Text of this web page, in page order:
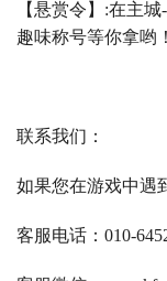
【悬赏令】 :在主城-
趣味称号等你拿哟！
联系我们：
如果您在游戏中遇
客服电话： 010-